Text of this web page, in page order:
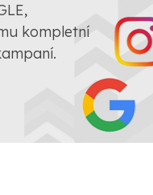
kompletní